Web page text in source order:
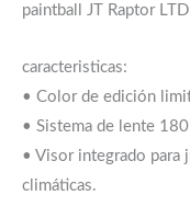
paintball JT Raptor
caracteristicas:
• Color de edición
• Sistema de lente
• Visor integrado para
climáticas.